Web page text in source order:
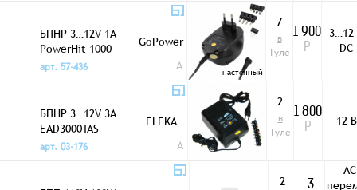
БПНР 3…12V 1A
PowerHit 1000
GoPower
арт. 57-436
A настенный
7
в
Туле
1 900
Р
3…12
DC
БПНР 3…12V 3A
EAD3000TAS
ELEKA
арт. 03-176
A
2
в
Туле
1 800
Р
12 В
2
3
AC